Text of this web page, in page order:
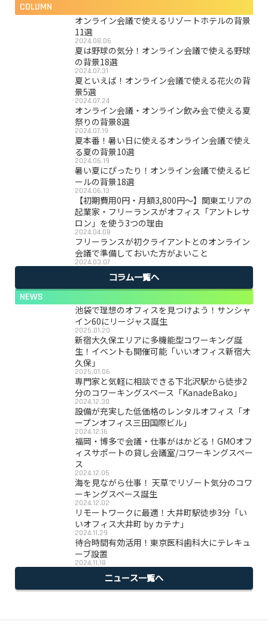
COLUMN
オンライン会議で使えるリゾートホテルの背景
11選
2024.08.06
夏は野球の気分！オンライン会議で使える野球
の背景18選
2024.07.31
夏といえば！オンライン会議で使える花火の背
景5選
2024.07.24
オンライン会議・オンライン飲み会で使える夏
祭りの背景8選
2024.07.19
夏本番！暑い日に使えるオンライン会議で使え
る夏の背景10選
2024.06.19
暑い夏にぴったり！オンライン会議で使えるビ
ールの背景18選
2024.06.13
【初期費用0円・月額3,800円〜】関東エリアの
起業家・フリーランスがオフィス「アントレサ
ロン」を使う3つの理由
2024.04.08
フリーランスが初クライアントとのオンライン
会議で準備しておいた方がよいこと
2024.03.07
コラム一覧へ
NEWS
池袋で理想のオフィスを見つけよう！サンシャ
イン60にリージャス誕生
2025.01.20
新宿大久保エリアに多機能型コワーキング誕
生！イベントも開催可能「いいオフィス新宿大
久保」
2025.01.06
専門家と気軽に相談できる下北沢駅から徒歩2
分のコワーキングスペース「KanadeBako」
2024.12.30
設備が充実した低価格のレンタルオフィス「オ
ープンオフィス三田国際ビル」
2024.12.16
福岡・博多で会議・仕事がはかどる！GMOオフ
ィスサポートの貸し会議室/コワーキングスペー
ス
2024.12.05
海を見ながら仕事！ 天草でリゾート気分のコワ
ーキングスペース誕生
2024.12.02
リモートワークに最適！大井町駅徒歩3分「い
いオフィス大井町 by カテナ」
2024.11.29
待合時間有効活用！東京医科歯科大にテレキュ
ーブ設置
2024.11.18
ニュース一覧へ